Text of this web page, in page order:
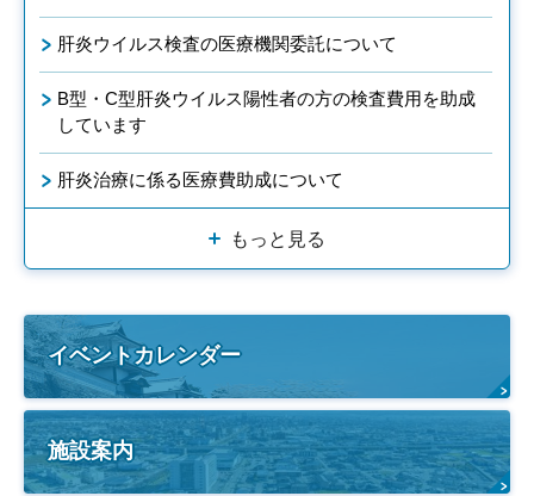
肝炎ウイルス検査の医療機関委託について
B型・C型肝炎ウイルス陽性者の方の検査費用を助成
しています
肝炎治療に係る医療費助成について
もっと見る
イベントカレンダー
施設案内